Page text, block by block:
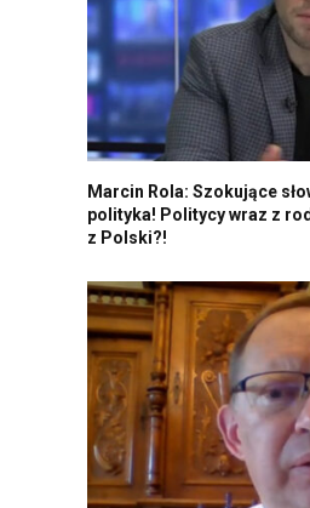
Marcin Rola: Szokujące
polityka! Politycy wraz z
z Polski?!